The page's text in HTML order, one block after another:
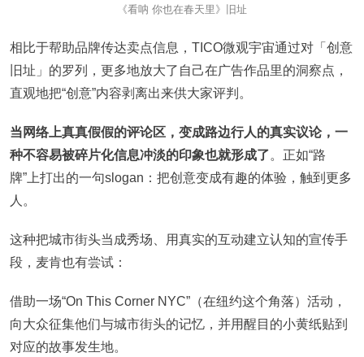
《看呐 你也在春天里》旧址
相比于帮助品牌传达卖点信息，TICO微观宇宙通过对「创意
旧址」的罗列，更多地放大了自己在广告作品里的洞察点，
直观地把“创意”内容剥离出来供大家评判。
当网络上真真假假的评论区，变成路边行人的真实议论，一
种不容易被碎片化信息冲淡的印象也就形成了。正如“路
牌”上打出的一句slogan：把创意变成有趣的体验，触到更多
人。
这种把城市街头当成秀场、用真实的互动建立认知的宣传手
段，麦肯也有尝试：
借助一场“On This Corner NYC”（在纽约这个角落）活动，
向大众征集他们与城市街头的记忆，并用醒目的小黄纸贴到
对应的故事发生地。